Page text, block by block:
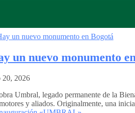
un nuevo monumento
20, 2026
Umbral, legado permanente de la
y aliados. Originalmente, una